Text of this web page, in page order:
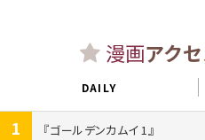
漫画アク
DAILY
1
ゴールデンカムイ 1